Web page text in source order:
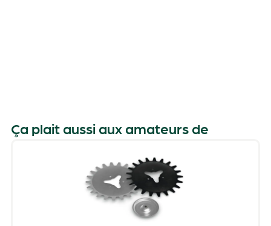
Ça plait aussi aux amateurs de